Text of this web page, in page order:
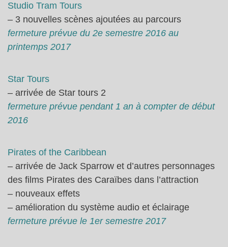
Studio Tram Tours
– 3 nouvelles scènes ajoutées au parcours
fermeture prévue du 2e semestre 2016 au
printemps 2017
Star Tours
– arrivée de Star tours 2
fermeture prévue pendant 1 an à compter de début
2016
Pirates of the Caribbean
– arrivée de Jack Sparrow et d’autres personnages
des films Pirates des Caraïbes dans l’attraction
– nouveaux effets
– amélioration du système audio et éclairage
fermeture prévue le 1er semestre 2017